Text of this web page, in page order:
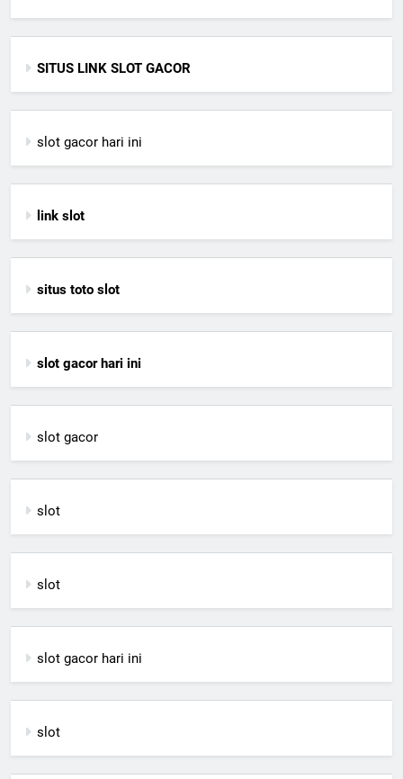
SITUS LINK SLOT GACOR
slot gacor hari ini
link slot
situs toto slot
slot gacor hari ini
slot gacor
slot
slot
slot gacor hari ini
slot